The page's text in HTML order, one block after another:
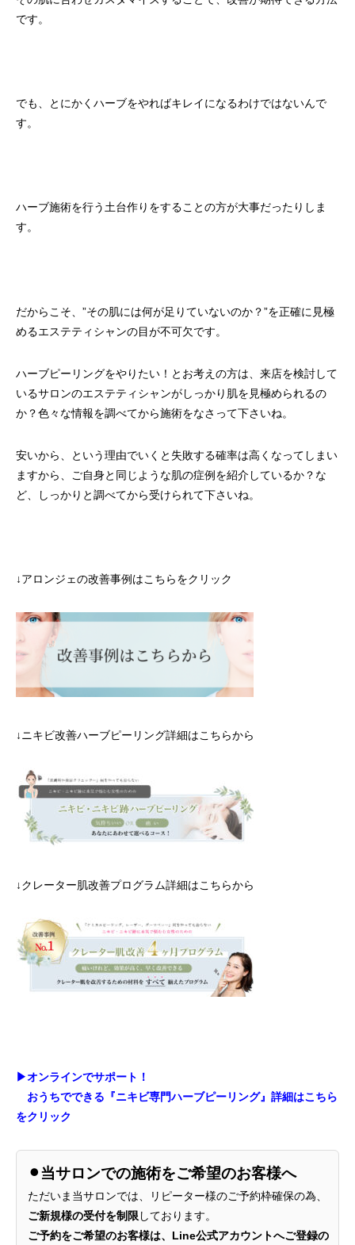
です。
でも、とにかくハーブをやればキレイになるわけではないんで
す。
ハーブ施術を行う土台作りをすることの方が大事だったりしま
す。
だからこそ、”その肌には何が足りていないのか？”を正確に見極
めるエステティシャンの目が不可欠です。
ハーブピーリングをやりたい！とお考えの方は、来店を検討して
いるサロンのエステティシャンがしっかり肌を見極められるの
か？色々な情報を調べてから施術をなさって下さいね。
安いから、という理由でいくと失敗する確率は高くなってしまい
ますから、ご自身と同じような肌の症例を紹介しているか？な
ど、しっかりと調べてから受けられて下さいね。
↓アロンジェの改善事例はこちらをクリック
↓ニキビ改善ハーブピーリング詳細はこちらから
↓クレーター肌改善プログラム詳細はこちらから
▶︎オンラインでサポート！
おうちでできる『ニキビ専門ハーブピーリング』詳細はこちら
をクリック
⚫︎当サロンでの施術をご希望のお客様へ
ただいま当サロンでは、リピーター様のご予約枠確保の為、
ご新規様の受付を制限しております。
ご予約をご希望のお客様は、Line公式アカウントへご登録の